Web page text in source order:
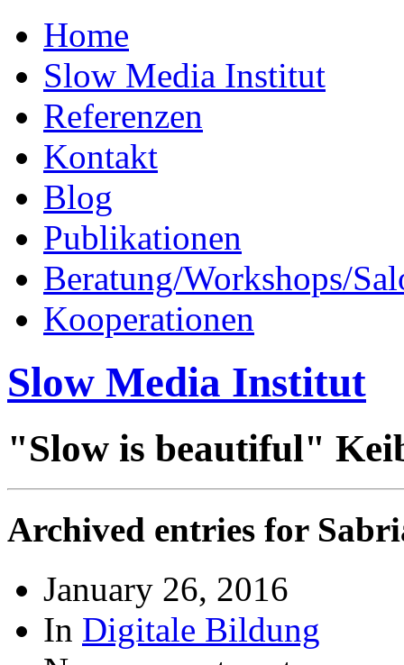
Home
Slow Media Institut
Referenzen
Kontakt
Blog
Publikationen
Beratung/Workshops/
Kooperationen
Slow Media Institut
"Slow is beautiful"
Archived entries for
January 26, 2016
In Digitale Bildung